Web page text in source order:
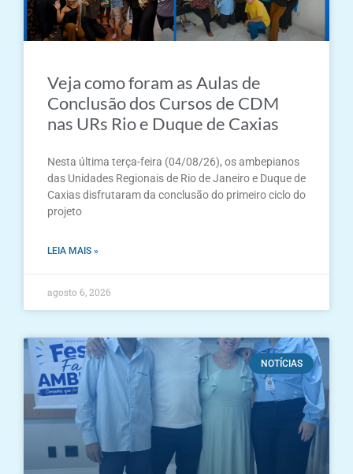
Veja como foram as Aulas de
Conclusão dos Cursos de CDM
nas URs Rio e Duque de Caxias
Nesta última terça-feira (04/08/26), os ambepianos
das Unidades Regionais de Rio de Janeiro e Duque de
Caxias disfrutaram da conclusão do primeiro ciclo do
projeto
LEIA MAIS »
agosto 6, 2026
NOTÍCIAS